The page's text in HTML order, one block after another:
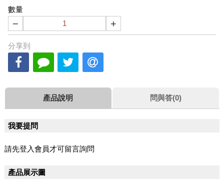
數量
− +
分享到
產品說明 問與答(0)
我要提問
請先登入會員才可留言詢問
產品展示圖